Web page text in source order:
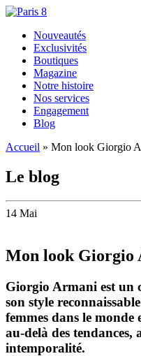
Nouveautés
Exclusivités
Boutiques
Magazine
Notre histoire
Nos services
Engagement
Blog
Accueil » Mon look Giorgio
Le blog
14 Mai
Mon look Giorgio
Giorgio Armani est un
son style
femmes dans le monde
au-delà des tendances,
intemporalité.